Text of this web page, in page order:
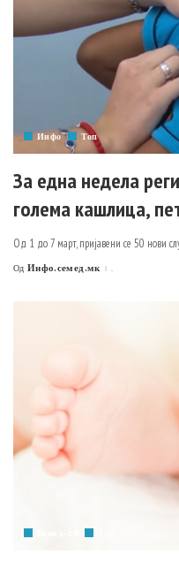
Инфо Топ
За една недела
голема кашлица,
Од 1 до 7 март, пријавени се 50 нови
Posted
Од Инфо.семед.мк .